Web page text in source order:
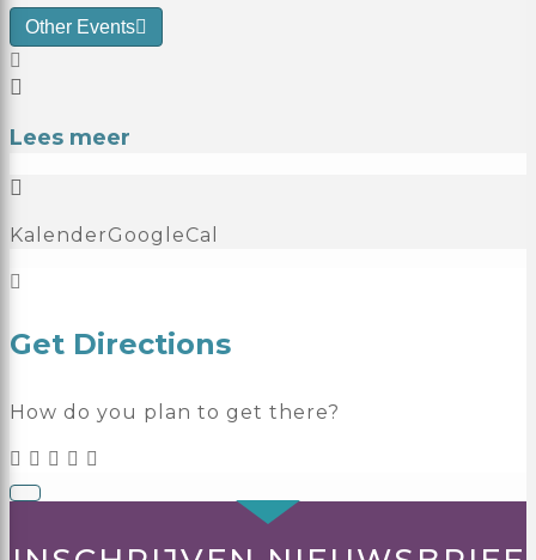
Other Events
Lees meer
KalenderGoogleCal
Get Directions
How do you plan to get there?